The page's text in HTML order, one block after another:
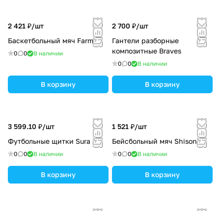
2 421 ₽/шт
Баскетбольный мяч Farmax
0 0 В наличии
В корзину
2 700 ₽/шт
Гантели разборные
композитные Braves
0 0 В наличии
В корзину
3 599.10 ₽/шт
Футбольные щитки Sura
0 0 В наличии
В корзину
1 521 ₽/шт
Бейсбольный мяч Shison
0 0 В наличии
В корзину